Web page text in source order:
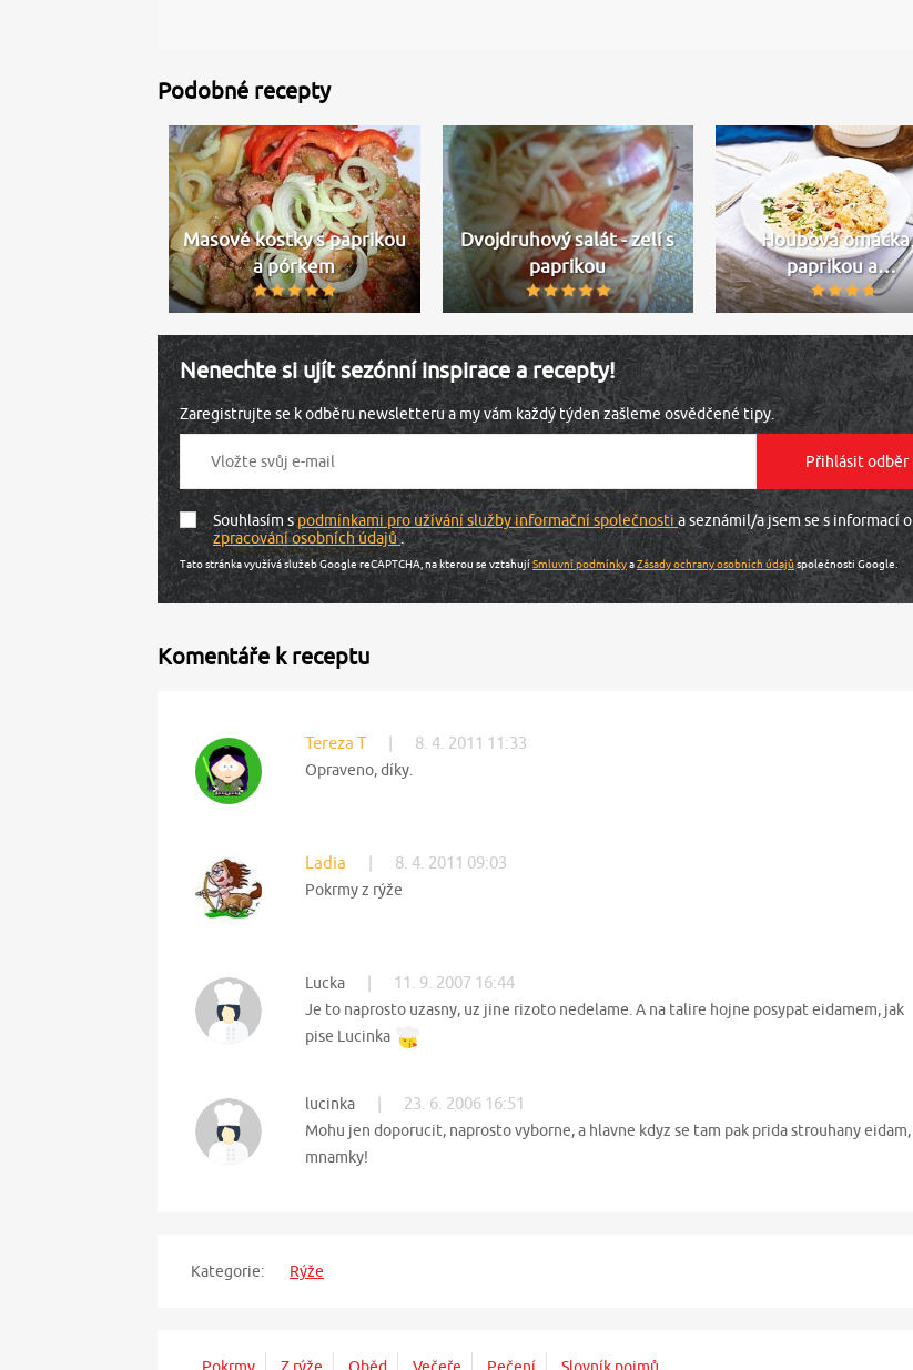
Podobné recepty
Masové kostky s paprikou
a pórkem
Dvojdruhový salát - zelí s
paprikou
Houbová omáčka
paprikou a…
Nenechte si ujít sezónní inspirace a recepty!
Zaregistrujte se k odběru newsletteru a my vám každý týden zašleme osvědčené tipy.
Souhlasím spodmínkami pro užívání služby informační společnosti a seznámil/a jsem se s informací o
zpracování osobních údajů.
Tato stránka využívá služeb Google reCAPTCHA, na kterou se vztahujíSmluvní podmínkyaZásady ochrany osobních údajůspolečnosti Google.
Komentáře k receptu
Tereza T 8. 4. 2011 11:33
Opraveno, díky.
Ladia 8. 4. 2011 09:03
Pokrmy z rýže
Lucka 11. 9. 2007 16:44
Je to naprosto uzasny, uz jine rizoto nedelame. A na talire hojne posypat eidamem, jak
pise Lucinka
lucinka 23. 6. 2006 16:51
Mohu jen doporucit, naprosto vyborne, a hlavne kdyz se tam pak prida strouhany eidam,
mnamky!
Kategorie: Rýže